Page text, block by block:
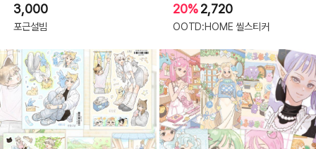
3,000
포근설빔
20%2,720
OOTD:HOME 씰스티커